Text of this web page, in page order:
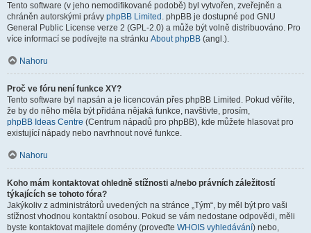
Tento software (v jeho nemodifikované podobě) byl vytvořen, zveřejněn a
chráněn autorskými právy phpBB Limited . phpBB je dostupné pod GNU
General Public License verze 2 (GPL-2.0) a může být volně distribuováno. Pro
více informací se podívejte na stránku About phpBB (angl.).
Nahoru
Proč ve fóru není funkce XY?
Tento software byl napsán a je licencován přes phpBB Limited. Pokud věříte,
že by do něho měla být přidána nějaká funkce, navštivte, prosím,
phpBB Ideas Centre (Centrum nápadů pro phpBB), kde můžete hlasovat pro
existující nápady nebo navrhnout nové funkce.
Nahoru
Koho mám kontaktovat ohledně stížnosti a/nebo právních záležitostí
týkajících se tohoto fóra?
Jakýkoliv z administrátorů uvedených na stránce „Tým“, by měl být pro vaši
stížnost vhodnou kontaktní osobou. Pokud se vám nedostane odpovědi, měli
byste kontaktovat majitele domény (proveďte WHOIS vyhledávání) nebo,